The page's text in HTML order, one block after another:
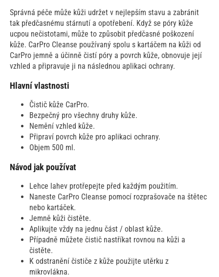
Správná péče může kůži udržet v nejlepším stavu a zabránit
tak předčasnému stárnutí a opotřebení. Když se póry kůže
ucpou nečistotami, může to způsobit předčasné poškození
kůže. CarPro Cleanse používaný spolu s kartáčem na kůži od
CarPro jemně a účinně čistí póry a povrch kůže, obnovuje její
vzhled a připravuje ji na následnou aplikaci ochrany.
Hlavní vlastnosti
Čistič kůže CarPro.
Bezpečný pro všechny druhy kůže.
Nemění vzhled kůže.
Připraví povrch kůže pro aplikaci ochrany.
Objem 500 ml.
Návod jak používat
Lehce lahev protřepejte před každým použitím.
Naneste CarPro Cleanse pomocí rozprašovače na štětec
nebo kartáček.
Jemně kůži čistěte.
Aplikujte vždy na jednu část / oblast kůže.
Případně můžete čistič nastříkat rovnou na kůži a
čistěte.
K odstranění čističe z kůže použijte utěrku z
mikrovlákna.